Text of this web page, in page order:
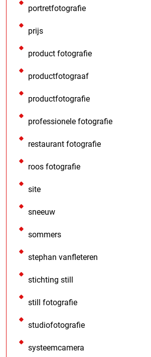
portretfotografie
prijs
product fotografie
productfotograaf
productfotografie
professionele fotografie
restaurant fotografie
roos fotografie
site
sneeuw
sommers
stephan vanfleteren
stichting still
still fotografie
studiofotografie
systeemcamera